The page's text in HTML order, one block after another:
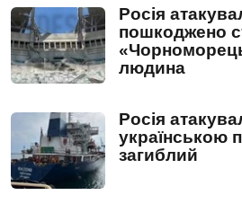
Росія
пошкоджено
людина
Росія
українською
загиблий